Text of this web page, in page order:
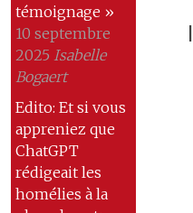
témoignage »
10 septembre
2025 Isabelle
Bogaert
Edito: Et si vous
appreniez que
ChatGPT
rédigeait les
homélies à la